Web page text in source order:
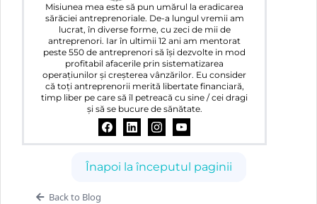
Misiunea mea este să pun umărul la eradicarea
sărăciei antreprenoriale. De-a lungul vremii am
lucrat, în diverse forme, cu zeci de mii de
antreprenori. Iar în ultimii 12 ani am mentorat
peste 550 de antreprenori să își dezvolte in mod
profitabil afacerile prin sistematizarea
operațiunilor și creșterea vânzărilor. Eu consider
că toți antreprenorii merită libertate financiară,
timp liber pe care să îl petreacă cu sine / cei dragi
și să se bucure de sănătate.
Înapoi la începutul paginii
Back to Blog